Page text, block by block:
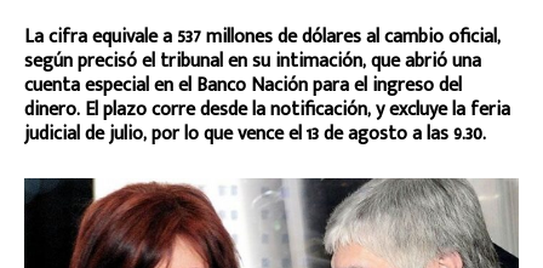
La cifra equivale a 537 millones de dólares al cambio oficial,
según precisó el tribunal en su intimación, que abrió una
cuenta especial en el Banco Nación para el ingreso del
dinero. El plazo corre desde la notificación, y excluye la feria
judicial de julio, por lo que vence el 13 de agosto a las 9.30.